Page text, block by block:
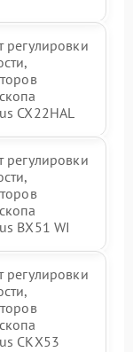
регулировки
CX22HAL
регулировки
BX51 WI
регулировки
CKX53